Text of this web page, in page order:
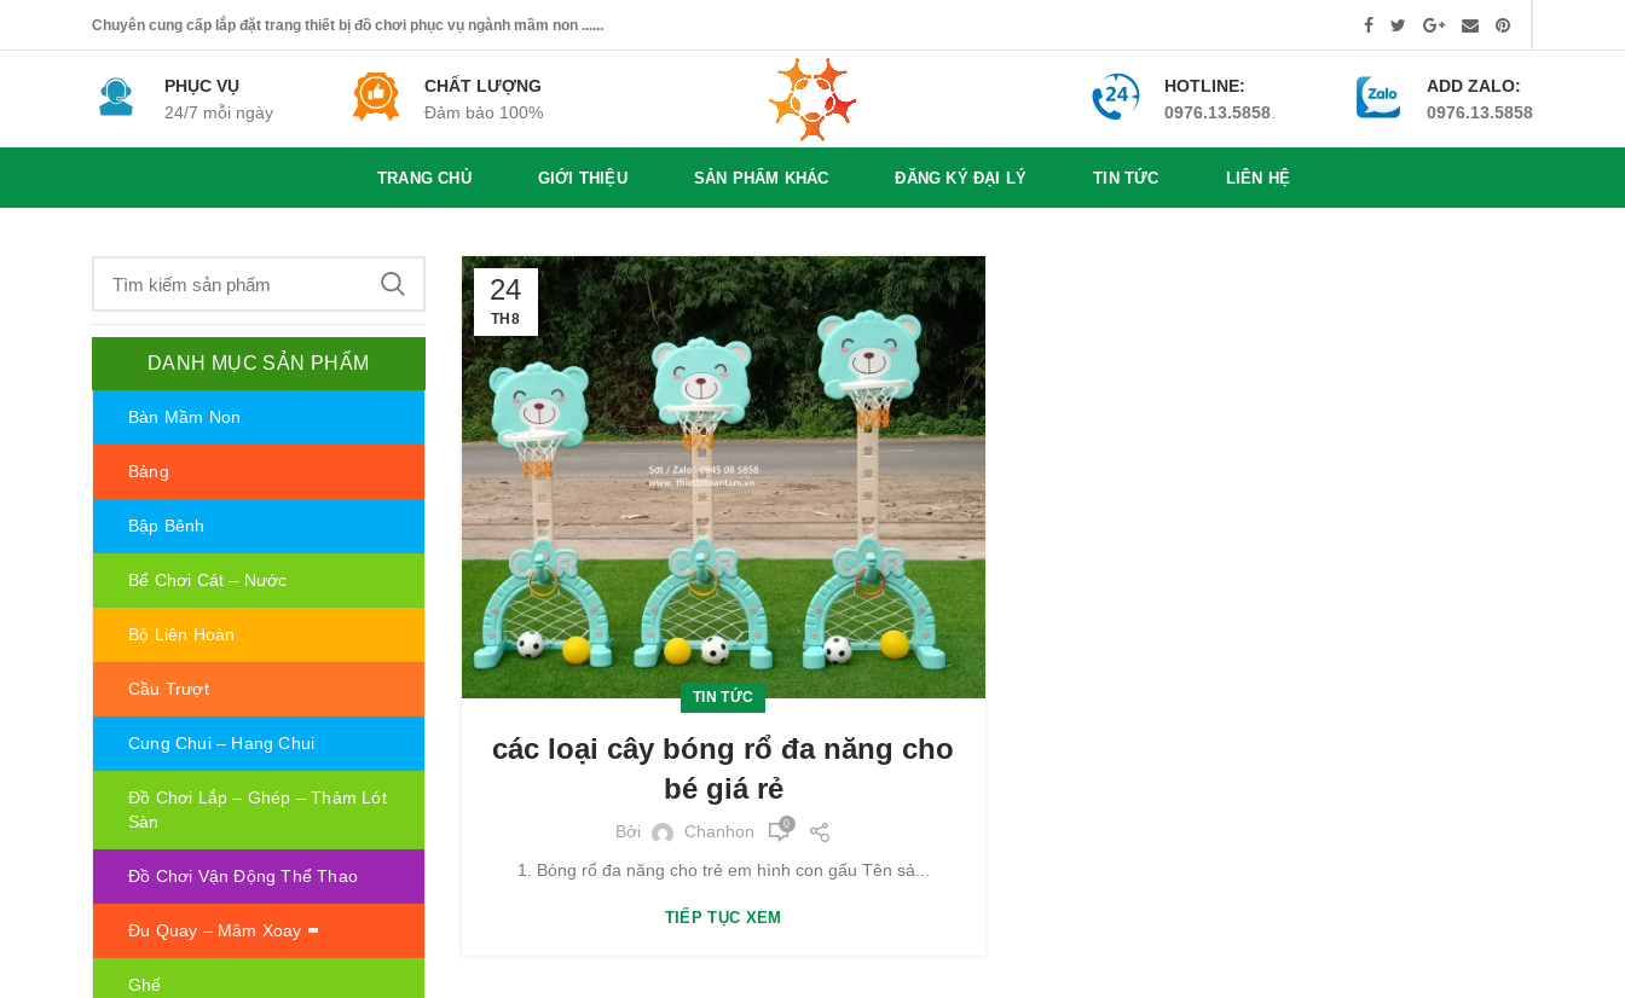
Chuyên cung cấp lắp đặt trang thiết bị đồ chơi phục vụ ngành mầm non ......
PHỤC VỤ
24/7 mỗi ngày
CHẤT LƯỢNG
Đảm bảo 100%
HOTLINE:
0976.13.5858
ADD ZALO:
0976.13.5858
TRANG CHỦ GIỚI THIỆU SẢN PHẨM KHÁC ĐĂNG KÝ ĐẠI LÝ TIN TỨC LIÊN HỆ
24
TH8
TIN TỨC
các loại cây bóng rổ đa năng cho
bé giá rẻ
Bởi Chanhon 0
1. Bóng rổ đa năng cho trẻ em hình con gấu Tên sả...
TIẾP TỤC XEM
DANH MỤC SẢN PHẨM
Bàn Mầm Non
Bảng
Bập Bênh
Bể Chơi Cát – Nước
Bộ Liên Hoàn
Cầu Trượt
Cung Chui – Hang Chui
Đồ Chơi Lắp – Ghép – Thảm Lót
Sàn
Đồ Chơi Vận Động Thể Thao
Đu Quay – Mâm Xoay
Ghế